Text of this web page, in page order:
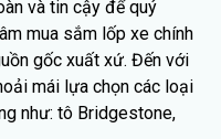
và tin cậy để quý
mua sắm lốp xe chính
gốc xuất xứ. Đến với
mái lựa chọn các loại
như: tô Bridgestone,